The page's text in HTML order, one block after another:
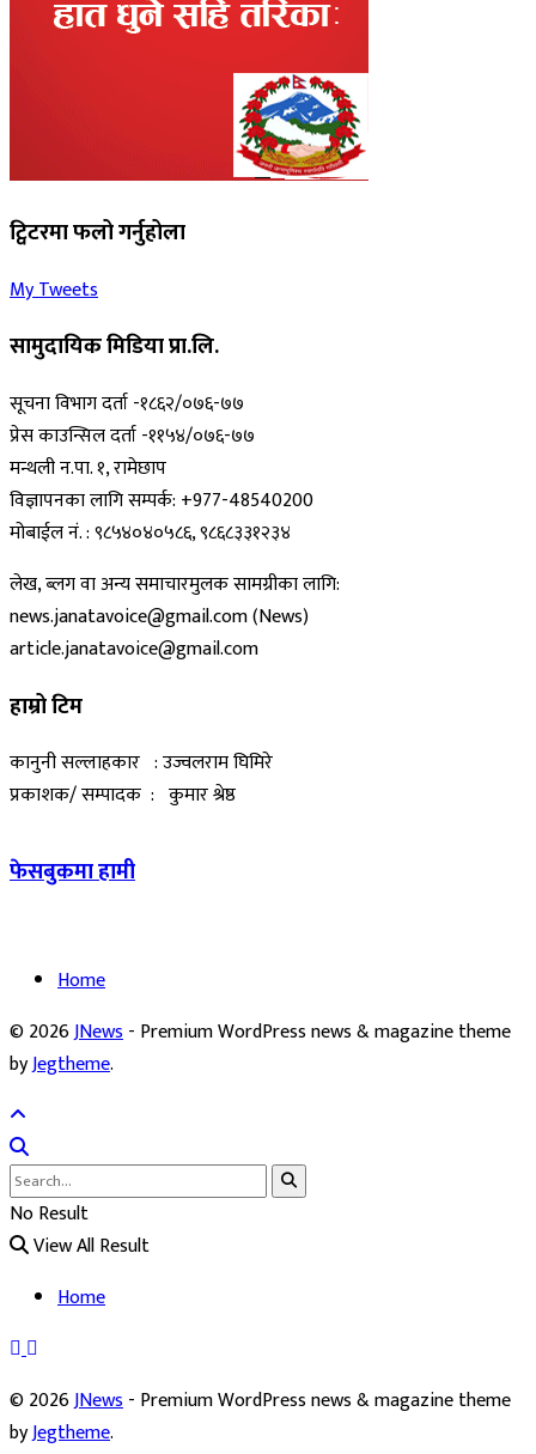
ट्विटरमा फलो गर्नुहोला
My Tweets
सामुदायिक मिडिया प्रा.लि.
सूचना विभाग दर्ता -१८६२/०७६-७७
प्रेस काउन्सिल दर्ता -११५४/०७६-७७
मन्थली न.पा. १, रामेछाप
विज्ञापनका लागि सम्पर्क: +977-48540200
मोबाईल नं. : ९८५४०४०५८६, ९८६८३३१२३४
लेख, ब्लग वा अन्य समाचारमुलक सामग्रीका लागि:
news.janatavoice@gmail.com (News)
article.janatavoice@gmail.com
हाम्रो टिम
कानुनी सल्लाहकार : उज्वलराम घिमिरे
प्रकाशक/ सम्पादक : कुमार श्रेष्ठ
फेसबुकमा हामी
Home
© 2026JNews- Premium WordPress news & magazine theme
byJegtheme.
No Result
View All Result
Home
© 2026JNews- Premium WordPress news & magazine theme
byJegtheme.